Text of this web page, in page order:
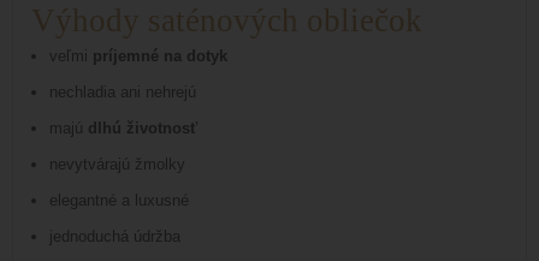
Výhody saténových obliečok
veľmi príjemné na dotyk
nechladia ani nehrejú
majú dlhú životnosť
nevytvárajú žmolky
elegantné a luxusné
jednoduchá údržba